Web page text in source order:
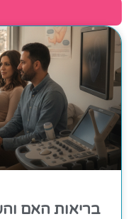
בריאות האם